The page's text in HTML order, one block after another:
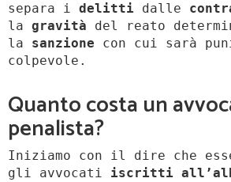
separa i delitti dalle
la gravità del reato
la sanzione con cui sarà
colpevole.
Quanto costa un
penalista?
Iniziamo con il dire che
gli avvocati iscritti